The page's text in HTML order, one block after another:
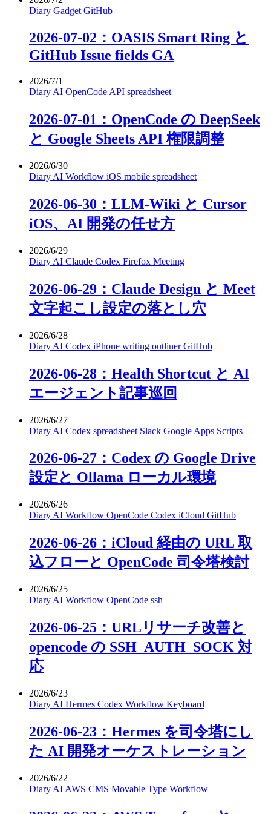
Diary Gadget GitHub
2026-07-02：OASIS Smart Ring と
GitHub Issue fields GA
2026/7/1
Diary AI OpenCode API spreadsheet
2026-07-01：OpenCode の DeepSeek
と Google Sheets API 権限調整
2026/6/30
Diary AI Workflow iOS mobile spreadsheet
2026-06-30：LLM-Wiki と Cursor
iOS、AI 開発の任せ方
2026/6/29
Diary AI Claude Codex Firefox Meeting
2026-06-29：Claude Design と Meet
文字起こし設定の落とし穴
2026/6/28
Diary AI Codex iPhone writing outlinerGitHub
2026-06-28：Health Shortcut と AI
エージェント記事巡回
2026/6/27
Diary AI Codex spreadsheet Slack Google Apps Scripts
2026-06-27：Codex の Google Drive
設定と Ollama ローカル環境
2026/6/26
Diary AI Workflow OpenCode Codex iCloud GitHub
2026-06-26：iCloud 経由の URL 取
込フローと OpenCode 司令塔検討
2026/6/25
Diary AI Workflow OpenCode ssh
2026-06-25：URLリサーチ改善と
opencode の SSH_AUTH_SOCK 対
応
2026/6/23
Diary AI Hermes Codex Workflow Keyboard
2026-06-23：Hermes を司令塔にし
た AI 開発オーケストレーション
2026/6/22
Diary AI AWS CMS Movable Type Workflow